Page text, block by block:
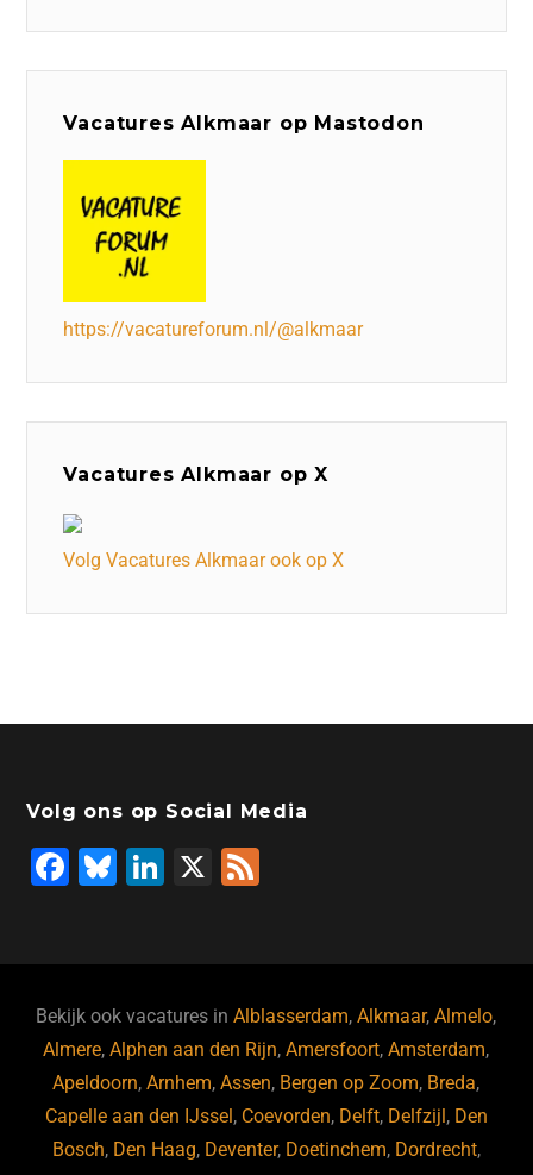
Vacatures Alkmaar op Mastodon
https://vacatureforum.nl/@alkmaar
Vacatures Alkmaar op X
Volg Vacatures Alkmaar ook op X
Volg ons op Social Media
F
b
o
o
k
Bl
ky
Li
dI
n
X
Bekijk ook vacatures inAlblasserdam,Alkmaar,Almelo,
Almere,Alphen aan den Rijn,Amersfoort,Amsterdam,
Apeldoorn,Arnhem,Assen, Bergen op Zoom, Breda,
Capelle aan den IJssel, Coevorden, Delft, Delfzijl, Den
Bosch, Den Haag, Deventer, Doetinchem, Dordrecht,